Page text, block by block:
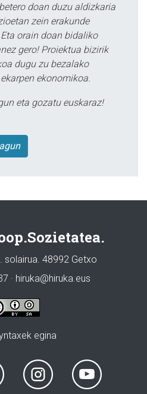
doan duzu aldizkaria
zein erakunde
orain doan bidaliko
gero! Proiektua bizirik
dugu zu bezalako
ekonomikoa.
eta gozatu euskaraz!
solairua. 48992 Getxo
· hiruka@hiruka.eus
egina